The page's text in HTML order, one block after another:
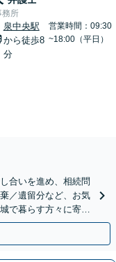
務所
泉中央駅
から徒歩8
分
営業時間：09:30
~18:00（平日）
合いを進め、相続問
／遺留分など、お気
で暮らす方々に寄り